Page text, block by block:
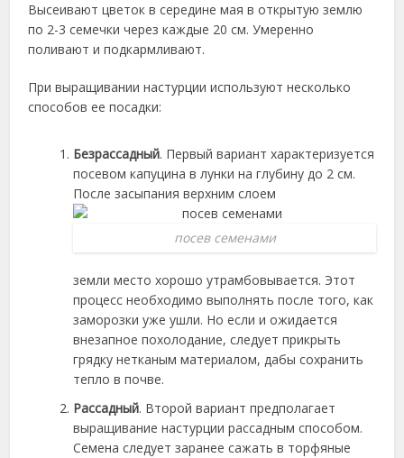
Высеивают цветок в середине мая в открытую землю
по 2-3 семечки через каждые 20 см. Умеренно
поливают и подкармливают.
При выращивании настурции используют несколько
способов ее посадки:
Безрассадный. Первый вариант характеризуется
посевом капуцина в лунки на глубину до 2 см.
После засыпания верхним слоем
посев семенами
земли место хорошо утрамбовывается. Этот
процесс необходимо выполнять после того, как
заморозки уже ушли. Но если и ожидается
внезапное похолодание, следует прикрыть
грядку нетканым материалом, дабы сохранить
тепло в почве.
Рассадный. Второй вариант предполагает
выращивание настурции рассадным способом.
Семена следует заранее сажать в торфяные